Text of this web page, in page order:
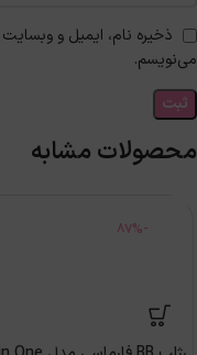
ذخیره نام، ایمیل و
می‌نویسم.
محصولات مشابه
-87%